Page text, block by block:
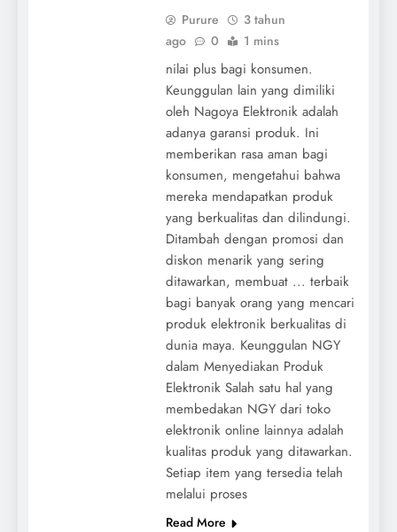
Purure
3 tahun
ago
0 1 mins
nilai plus bagi konsumen.
Keunggulan lain yang dimiliki
oleh Nagoya Elektronik adalah
adanya garansi produk. Ini
memberikan rasa aman bagi
konsumen, mengetahui bahwa
mereka mendapatkan produk
yang berkualitas dan dilindungi.
Ditambah dengan promosi dan
diskon menarik yang sering
ditawarkan, membuat ... terbaik
bagi banyak orang yang mencari
produk elektronik berkualitas di
dunia maya. Keunggulan NGY
dalam Menyediakan Produk
Elektronik Salah satu hal yang
membedakan NGY dari toko
elektronik online lainnya adalah
kualitas produk yang ditawarkan.
Setiap item yang tersedia telah
melalui proses
Read More